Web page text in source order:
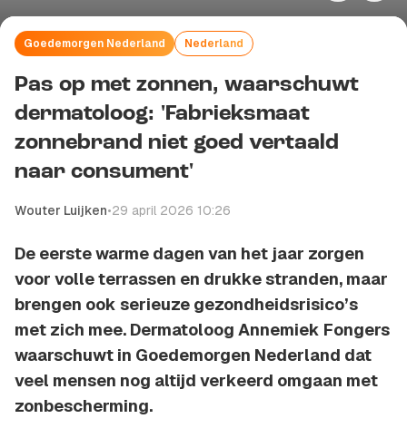
Goedemorgen Nederland Nederland
Pas op met zonnen, waarschuwt
dermatoloog: 'Fabrieksmaat
zonnebrand niet goed vertaald
naar consument'
Wouter Luijken•29 april 2026 10:26
De eerste warme dagen van het jaar zorgen
voor volle terrassen en drukke stranden, maar
brengen ook serieuze gezondheidsrisico’s
met zich mee. Dermatoloog Annemiek Fongers
waarschuwt in Goedemorgen Nederland dat
veel mensen nog altijd verkeerd omgaan met
zonbescherming.